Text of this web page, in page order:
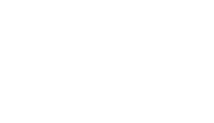
khỏe. Tẩy tế bào chết body Hella Beauty với 7 phân loại